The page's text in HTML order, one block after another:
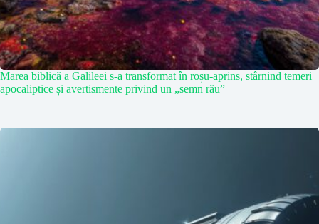
Marea biblică a Galileei s-a transformat în roșu-aprins, stârnind temeri
apocaliptice și avertismente privind un „semn rău”